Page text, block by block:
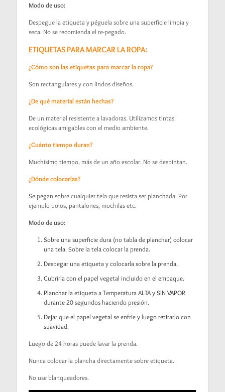
Modo de uso:
Despegue la etiqueta y péguela sobre una superficie limpia y
seca. No se recomienda el re-pegado.
ETIQUETAS PARA MARCAR LA ROPA:
¿Cómo son las etiquetas para marcar la ropa?
Son rectangulares y con lindos diseños.
¿De qué material están hechas?
De un material resistente a lavadoras. Utilizamos tintas
ecológicas amigables con el medio ambiente.
¿Cuánto tiempo duran?
Muchísimo tiempo, más de un año escolar. No se despintan.
¿Dónde colocarlas?
Se pegan sobre cualquier tela que resista ser planchada. Por
ejemplo polos, pantalones, mochilas etc.
Modo de uso:
Sobre una superficie dura (no tabla de planchar) colocar
una tela. Sobre la tela colocar la prenda.
Despegar una etiqueta y colocarla sobre la prenda.
Cubrirla con el papel vegetal incluido en el empaque.
Planchar la etiqueta a Temperatura ALTA y SIN VAPOR
durante 20 segundos haciendo presión.
Dejar que el papel vegetal se enfríe y luego retirarlo con
suavidad.
Luego de 24 horas puede lavar la prenda.
Nunca colocar la plancha directamente sobre etiqueta.
No use blanqueadores.